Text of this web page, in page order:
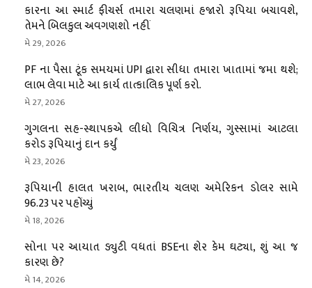
કારના આ સ્માર્ટ ફીચર્સ તમારા ચલણમાં હજારો રૂપિયા બચાવશે,
તેમને બિલકુલ અવગણશો નહીં
મે 29, 2026
PF ના પૈસા ટૂંક સમયમાં UPI દ્વારા સીધા તમારા ખાતામાં જમા થશે;
લાભ લેવા માટે આ કાર્ય તાત્કાલિક પૂર્ણ કરો.
મે 27, 2026
ગુગલના સહ-સ્થાપકએ લીધો વિચિત્ર નિર્ણય, ગુસ્સામાં આટલા
કરોડ રૂપિયાનું દાન કર્યું
મે 23, 2026
રૂપિયાની હાલત ખરાબ, ભારતીય ચલણ અમેરિકન ડોલર સામે
96.23 પર પહોંચ્યું
મે 18, 2026
સોના પર આયાત ડ્યુટી વધતાં BSEના શેર કેમ ઘટ્યા, શું આ જ
કારણ છે?
મે 14, 2026